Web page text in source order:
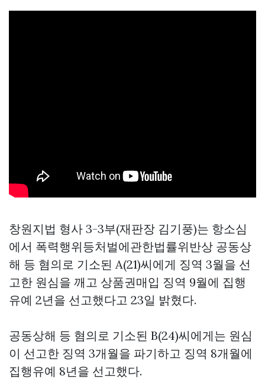
창원지법 형사 3-3부(재판장 김기풍)는 항소심
에서 폭력행위등처벌에관한법률위반상 공동상
해 등 혐의로 기소된 A(21)씨에게 징역 3월을 선
고한 원심을 깨고 상품권매입 징역 9월에 집행
유예 2년을 선고했다고 23일 밝혔다.
공동상해 등 혐의로 기소된 B(24)씨에게는 원심
이 선고한 징역 3개월을 파기하고 징역 8개월에
집행유예 8년을 선고했다.